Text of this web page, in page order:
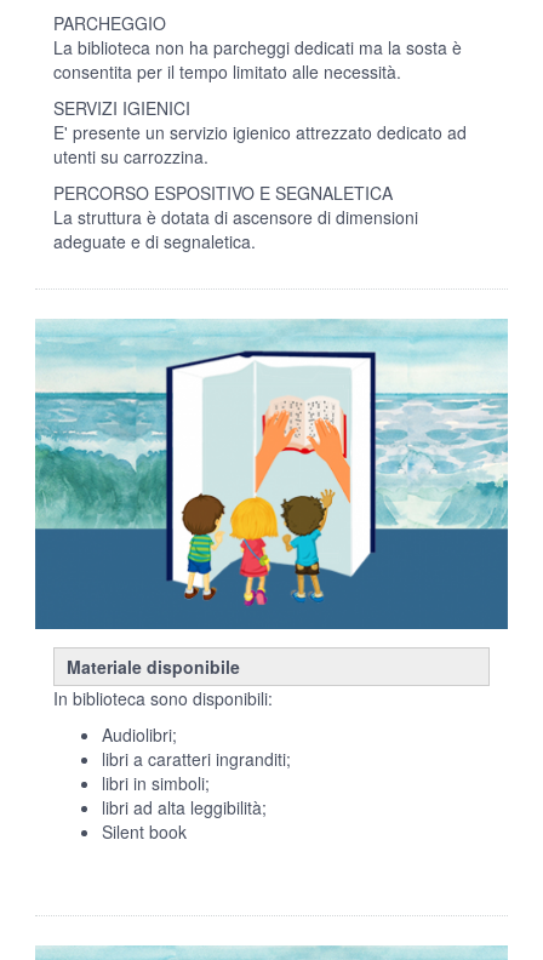
PARCHEGGIO
La biblioteca non ha parcheggi dedicati ma la sosta è
consentita per il tempo limitato alle necessità.
SERVIZI IGIENICI
E' presente un servizio igienico attrezzato dedicato ad
utenti su carrozzina.
PERCORSO ESPOSITIVO E SEGNALETICA
La struttura è dotata di ascensore di dimensioni
adeguate e di segnaletica.
Materiale disponibile
In biblioteca sono disponibili:
Audiolibri;
libri a caratteri ingranditi;
libri in simboli;
libri ad alta leggibilità;
Silent book